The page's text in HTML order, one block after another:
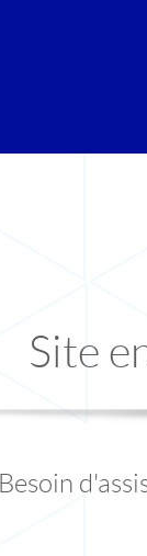
Site
Besoin